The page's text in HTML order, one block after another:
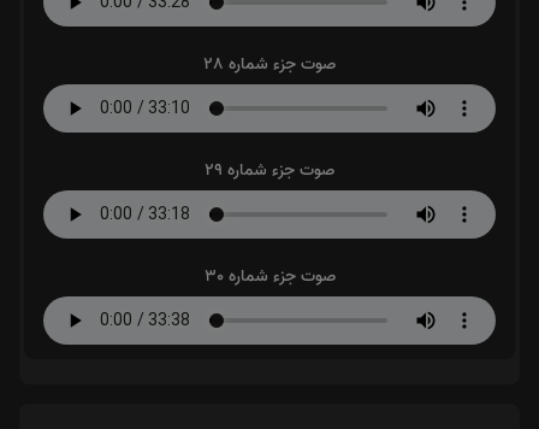
صوت جزء شماره 28
صوت جزء شماره 29
صوت جزء شماره 30